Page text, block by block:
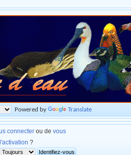
Powered by Translate
connecter ou de vous
?